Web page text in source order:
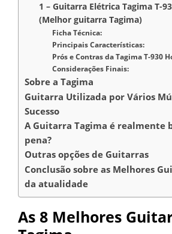
1 – Guitarra Elétrica Tagima T-
(Melhor guitarra Tagima)
Ficha Técnica:
Principais Características:
Prós e Contras da Tagima T-930
Considerações Finais:
Sobre a Tagima
Guitarra Utilizada por Vários
Sucesso
A Guitarra Tagima é realmente
pena?
Outras opções de Guitarras
Conclusão sobre as Melhores
da atualidade
As 8 Melhores